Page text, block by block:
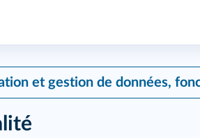
et gestion de données,